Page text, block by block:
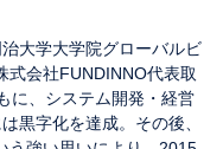
大学大学院グローバルビ
式会社FUNDINNO代表取
に、システム開発・経営
黒字化を達成。その後、